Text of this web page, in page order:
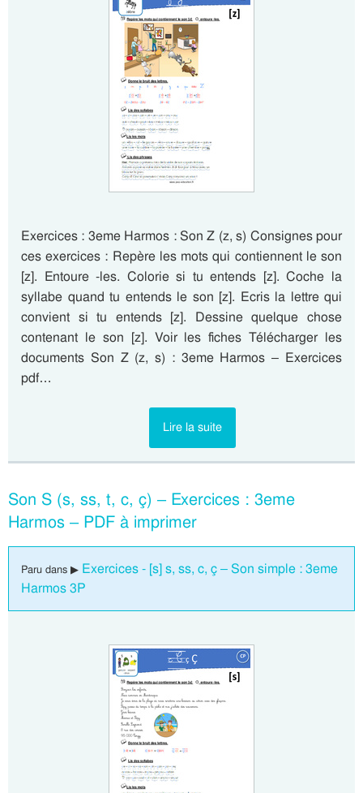
Exercices : 3eme Harmos : Son Z (z, s) Consignes pour
ces exercices : Repère les mots qui contiennent le son
[z]. Entoure -les. Colorie si tu entends [z]. Coche la
syllabe quand tu entends le son [z]. Ecris la lettre qui
convient si tu entends [z]. Dessine quelque chose
contenant le son [z]. Voir les fiches Télécharger les
documents Son Z (z, s) : 3eme Harmos – Exercices
pdf…
Lire la suite
Son S (s, ss, t, c, ç) – Exercices : 3eme
Harmos – PDF à imprimer
Paru dans ▶ Exercices - [s] s, ss, c, ç – Son simple : 3eme
Harmos 3P